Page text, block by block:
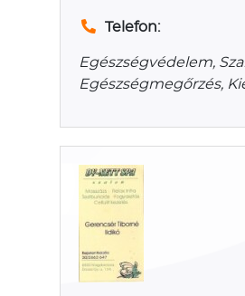
Telefon:
Egészségvédelem,
Egészségmegőrzés,